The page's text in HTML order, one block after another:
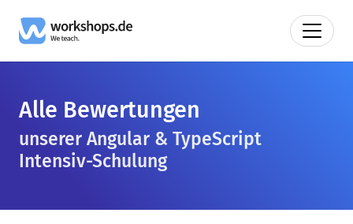
Alle Bewertungen
unserer Angular & TypeScript
Intensiv-Schulung